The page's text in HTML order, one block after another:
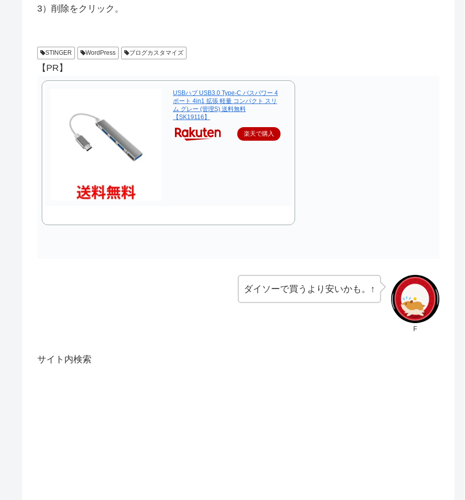
3）削除をクリック。
STINGER WordPress ブログカスタマイズ
【PR】
USBハブ USB3.0 Type-C バスパワー 4
ポート 4in1 拡張 軽量 コンパクト スリ
ム グレー (管理S) 送料無料
【SK19116】
楽天で購入
F
ダイソーで買うより安いかも。↑
サイト内検索